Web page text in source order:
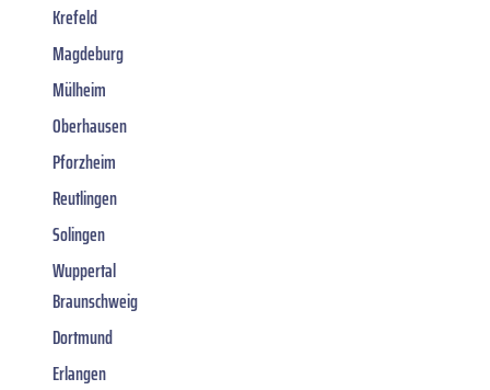
Krefeld
Magdeburg
Mülheim
Oberhausen
Pforzheim
Reutlingen
Solingen
Wuppertal
Braunschweig
Dortmund
Erlangen